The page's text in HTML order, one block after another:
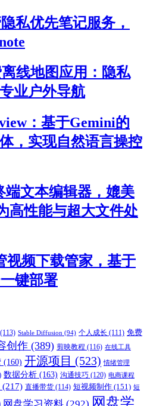
私优先笔记服务，
线地图应用：隐私
业户外导航
：基于Gemini的
，实现自然语言操控
端文本编辑器，媲美
高性能与超大文件处
视频下载管家，基于
键部署
(113) Stable Diffusion (94) 个人成长 (111) 免费
创作 (389) 剪映教程 (116) 在线工具
(160) 开源项目 (523) 情绪管理
数据分析 (163) 沟通技巧 (120) 电商课程
(217) 直播带货 (114) 短视频制作 (151) 短
网盘学